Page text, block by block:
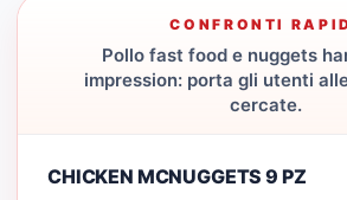
CONFRONTI
Pollo fast food e nuggets
impression: porta gli utenti
cercate.
CHICKEN MCNUGGETS 9 PZ